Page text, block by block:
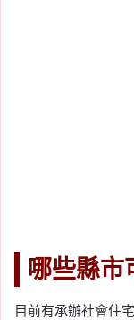
哪些縣市
目前有承辦社會住